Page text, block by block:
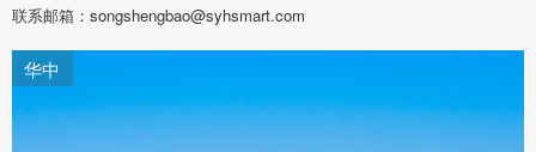
联系邮箱：songshengbao@syhsmart.com
华中